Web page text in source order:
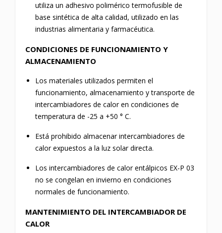
utiliza un adhesivo polimérico termofusible de
base sintética de alta calidad, utilizado en las
industrias alimentaria y farmacéutica.
CONDICIONES DE FUNCIONAMIENTO Y
ALMACENAMIENTO
Los materiales utilizados permiten el
funcionamiento, almacenamiento y transporte de
intercambiadores de calor en condiciones de
temperatura de -25 a +50 ° C.
Está prohibido almacenar intercambiadores de
calor expuestos a la luz solar directa.
Los intercambiadores de calor entálpicos EX-P 03
no se congelan en invierno en condiciones
normales de funcionamiento.
MANTENIMIENTO DEL INTERCAMBIADOR DE
CALOR